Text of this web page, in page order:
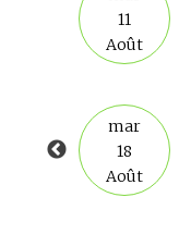
11
Août
mar
18
Août